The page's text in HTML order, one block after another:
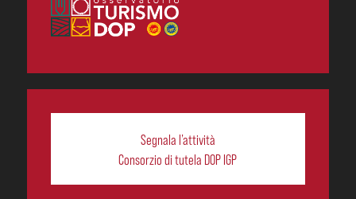
Segnala l’attività
Consorzio di tutela DOP IGP